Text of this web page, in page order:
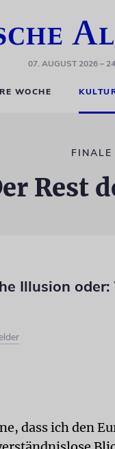
07. AUGUST 2026–
WOCHE
FINALE
Rest
Illusion
dass ich den